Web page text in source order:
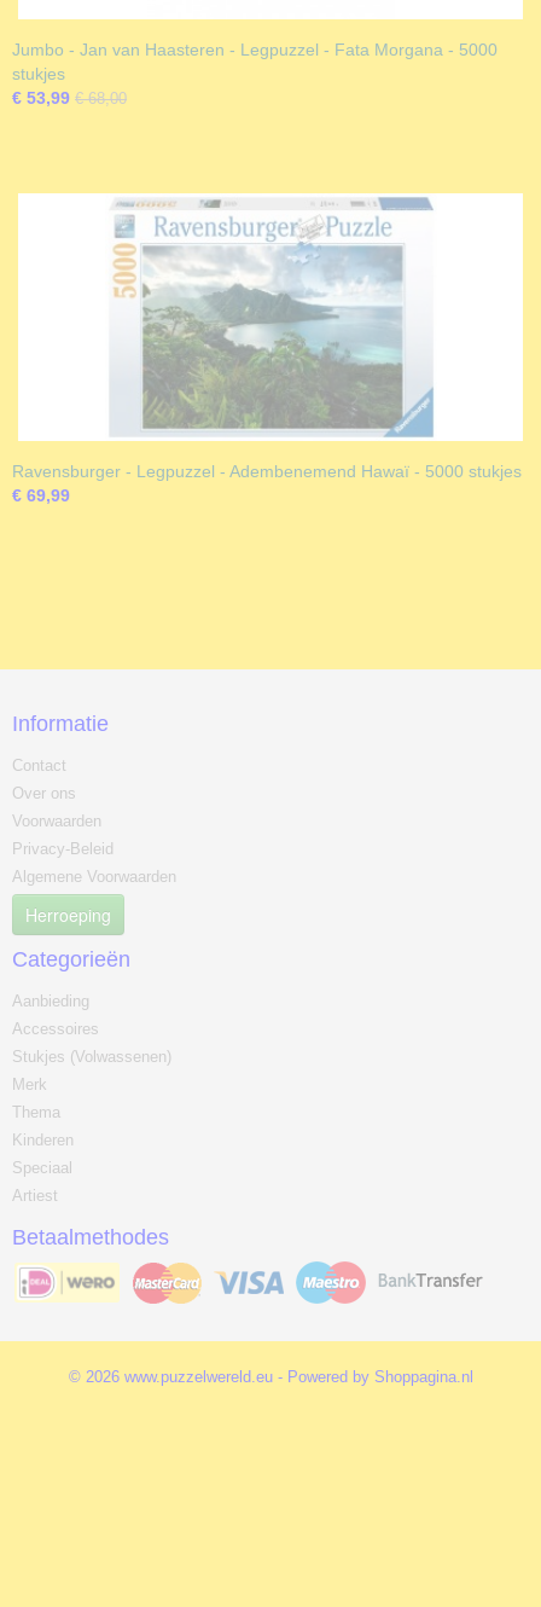
Jumbo - Jan van Haasteren - Legpuzzel - Fata Morgana - 5000
stukjes
€ 53,99 € 68,00
Ravensburger - Legpuzzel - Adembenemend Hawaï - 5000 stukjes
€ 69,99
Informatie
Contact
Over ons
Voorwaarden
Privacy-Beleid
Algemene Voorwaarden
Herroeping
Categorieën
Aanbieding
Accessoires
Stukjes (Volwassenen)
Merk
Thema
Kinderen
Speciaal
Artiest
Betaalmethodes
© 2026 www.puzzelwereld.eu - Powered by Shoppagina.nl